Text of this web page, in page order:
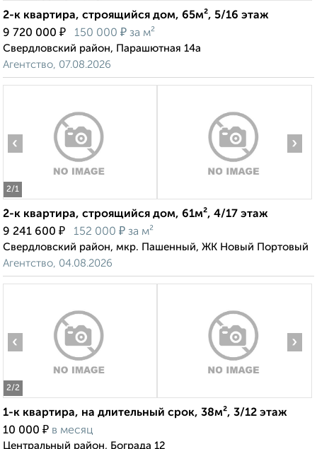
2-к квартира, строящийся дом, 65м², 5/16 этаж
9 720 000 ₽ 150 000 ₽ за м²
Свердловский район, Парашютная 14а
Агентство, 07.08.2026
2/1
‹ ›
2-к квартира, строящийся дом, 61м², 4/17 этаж
9 241 600 ₽ 152 000 ₽ за м²
Свердловский район, мкр. Пашенный, ЖК Новый Портовый
Агентство, 04.08.2026
2/2
‹ ›
1-к квартира, на длительный срок, 38м², 3/12 этаж
10 000 ₽ в месяц
Центральный район, Бограда 12